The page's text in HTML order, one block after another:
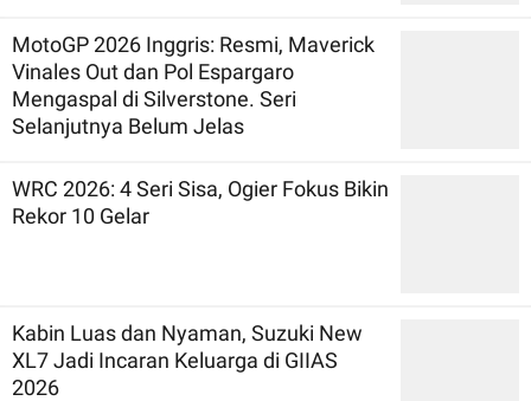
MotoGP 2026 Inggris: Resmi, Maverick
Vinales Out dan Pol Espargaro
Mengaspal di Silverstone. Seri
Selanjutnya Belum Jelas
WRC 2026: 4 Seri Sisa, Ogier Fokus Bikin
Rekor 10 Gelar
Kabin Luas dan Nyaman, Suzuki New
XL7 Jadi Incaran Keluarga di GIIAS
2026